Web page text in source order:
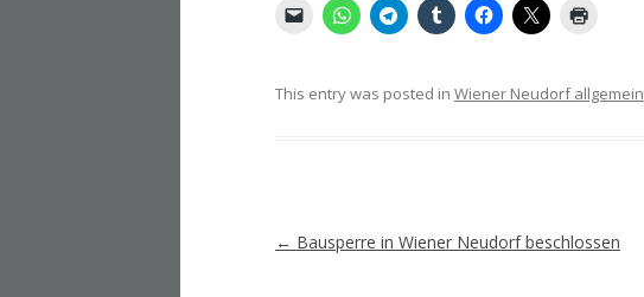
This entry was posted in Wiener Neudorf allgemein
Artikel-
← Bausperre in Wiener Neudorf beschlossen